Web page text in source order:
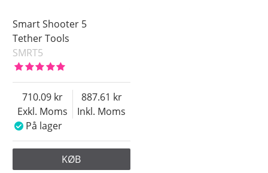
Smart Shooter 5
Tether Tools
SMRT5
Exkl. Moms
710.09
Inkl. Moms
887.61
På lager
KØB